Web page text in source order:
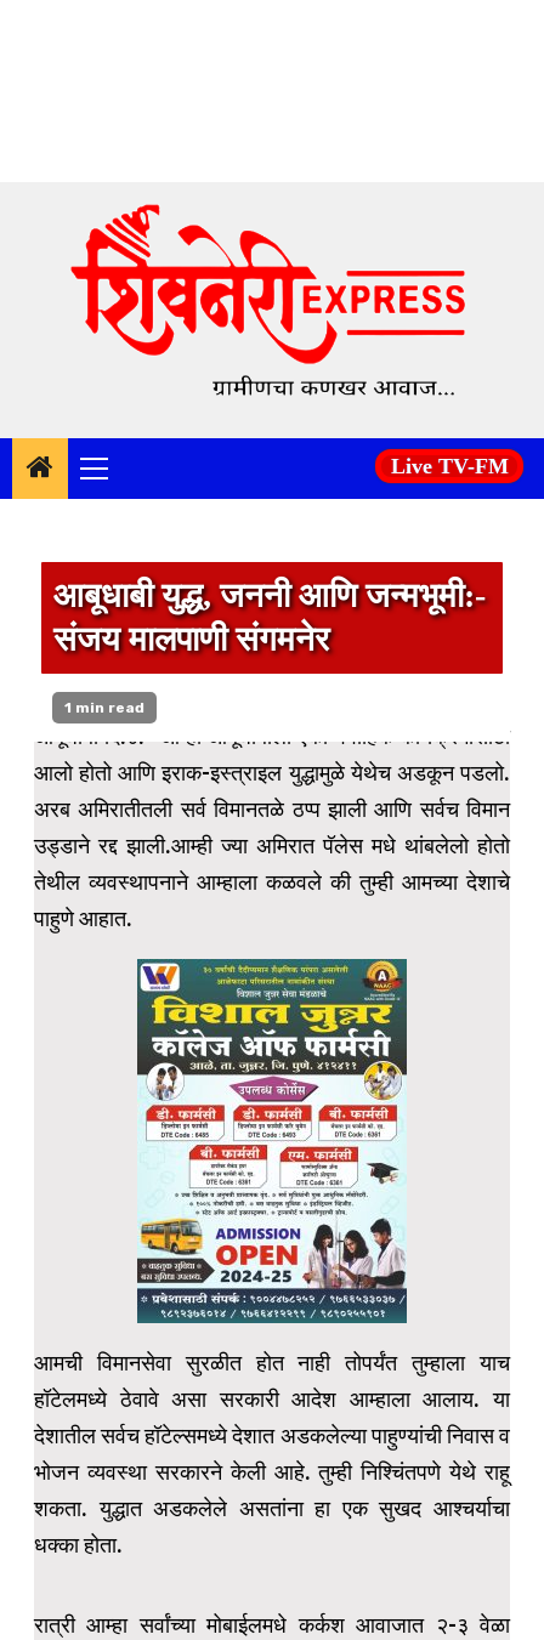
content
Primary
Menu
Live TV-FM
आबूधाबी युद्ध, जननी आणि जन्मभूमी:-
संजय मालपाणी संगमनेर
1 min read
आबूधाबी दि.४:- आम्ही आबूधाबीला एका वैवाहिक कार्यक्रमासाठी
आलो होतो आणि इराक-इस्त्राइल युद्धामुळे येथेच अडकून पडलो.
अरब अमिरातीतली सर्व विमानतळे ठप्प झाली आणि सर्वच विमान
उड्डाने रद्द झाली.आम्ही ज्या अमिरात पॅलेस मधे थांबलेलो होतो
तेथील व्यवस्थापनाने आम्हाला कळवले की तुम्ही आमच्या देशाचे
पाहुणे आहात.
आमची विमानसेवा सुरळीत होत नाही तोपर्यंत तुम्हाला याच
हॉटेलमध्ये ठेवावे असा सरकारी आदेश आम्हाला आलाय. या
देशातील सर्वच हॉटेल्समध्ये देशात अडकलेल्या पाहुण्यांची निवास व
भोजन व्यवस्था सरकारने केली आहे. तुम्ही निश्चिंतपणे येथे राहू
शकता. युद्धात अडकलेले असतांना हा एक सुखद आश्चर्याचा
धक्का होता.
रात्री आम्हा सर्वांच्या मोबाईलमधे कर्कश आवाजात २-३ वेळा